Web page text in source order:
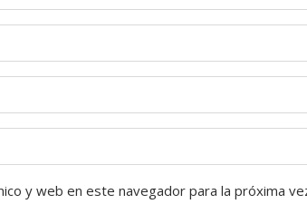
y web en este navegador para la próxima